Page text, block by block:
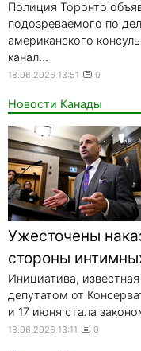
Полиция Торонто
подозреваемого по
американского
канал...
18.06.2026 13:51 0
Новости Канады
Ужесточены
стороны
Инициатива,
депутатом от
и 17 июня стала
18.06.2026 13:11 0